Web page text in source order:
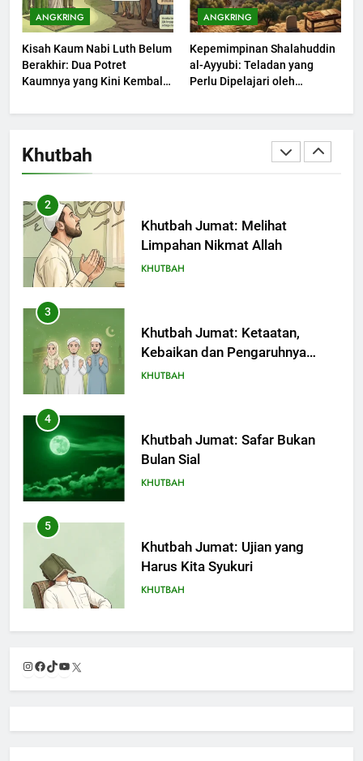
ANGKRING
Kisah Kaum Nabi Luth Belum
Berakhir: Dua Potret
Kaumnya yang Kini Kembali
ANGKRING
Kepemimpinan Shalahuddin
al-Ayyubi: Teladan yang
Perlu Dipelajari oleh
(2)
Khutbah
Khutbah Jumat: Bulan
Muharram Bulan Bersejarah
KHUTBAH
Khutbah Jumat: Mengapa Orang
Dengki Tak Akan Pernah
2
Khutbah Jumat: Melihat
Limpahan Nikmat Allah
KHUTBAH
3
Khutbah Jumat: Ketaatan,
Kebaikan dan Pengaruhnya
dalam Jiwa Manusia
KHUTBAH
4
Khutbah Jumat: Safar Bukan
Bulan Sial
KHUTBAH
5
Khutbah Jumat: Ujian yang
Harus Kita Syukuri
KHUTBAH
6
Pondok Pesantren Sukses Dunia
Instagram
Facebook
TikTok
YouTube